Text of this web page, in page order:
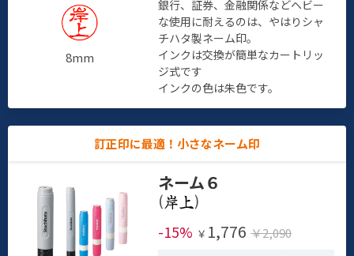
8mm
銀行、証券、金融関係などヘビー
な使用に耐えるのは、やはりシャ
チハタ製ネーム印。
インクは交換が簡単なカートリッ
ジ式です
インクの色は朱色です。
訂正印に最適！小さなネーム印
ネーム６
(
)
-15% ￥ 1,776 ￥2,090